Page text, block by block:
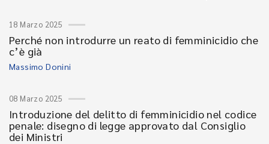
18 Marzo 2025
Perché non introdurre un reato di femminicidio che
c’è già
Massimo Donini
08 Marzo 2025
Introduzione del delitto di femminicidio nel codice
penale: disegno di legge approvato dal Consiglio
dei Ministri